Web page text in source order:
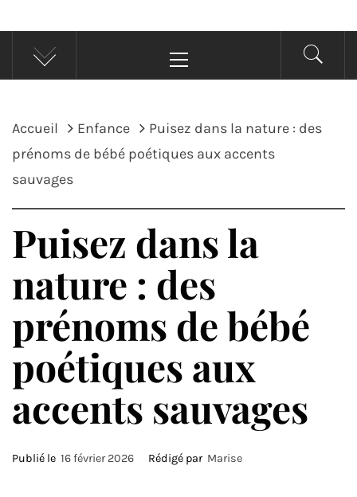
principal
Accueil Enfance
Puisez dans la nature : des
prénoms de bébé poétiques aux accents
sauvages
Puisez dans la
nature : des
prénoms de bébé
poétiques aux
accents sauvages
Publié le 16 février 2026 Rédigé par Marise